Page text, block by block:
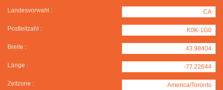
Landesvorwahl : CA
Postleitzahl : K0K-1G0
Breite : 43.98404
Länge : -77.22644
Zeitzone : America/Toronto